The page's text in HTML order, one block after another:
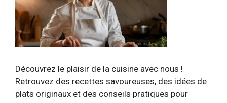
Découvrez le plaisir de la cuisine avec nous !
Retrouvez des recettes savoureuses, des idées de
plats originaux et des conseils pratiques pour